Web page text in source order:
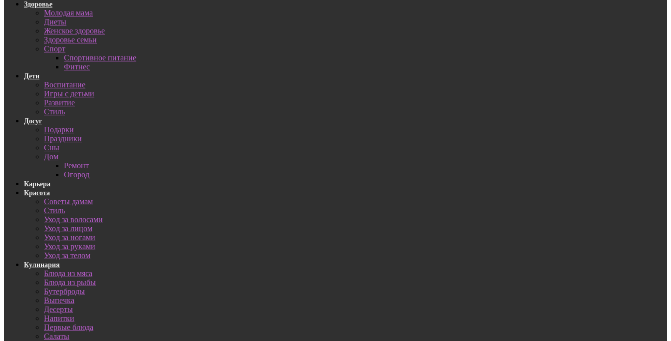
Здоровье
Молодая мама
Диеты
Женское здоровье
Здоровье семьи
Спорт
Спортивное питание
Фитнес
Дети
Воспитание
Игры с детьми
Развитие
Стиль
Досуг
Подарки
Праздники
Сны
Дом
Ремонт
Огород
Карьера
Красота
Советы дамам
Стиль
Уход за волосами
Уход за лицом
Уход за ногами
Уход за руками
Уход за телом
Кулинария
Блюда из мяса
Блюда из рыбы
Бутерброды
Выпечка
Десерты
Напитки
Первые блюда
Салаты